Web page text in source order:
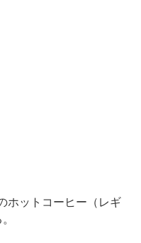
ホットコーヒー（レギ